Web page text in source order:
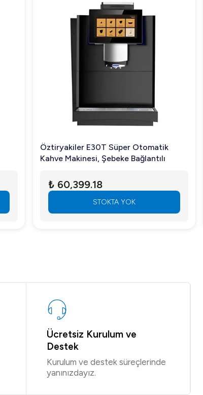
Öztiryakiler E30T Süper Otomatik
Kahve Makinesi, Şebeke Bağlantılı
₺ 60,399.18
STOKTA YOK
Ücretsiz Kurulum ve
Destek
Kurulum ve destek süreçlerinde
yanınızdayız.